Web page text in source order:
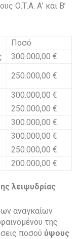
Ο.Τ.Α. Α’ και Β’
Ποσό
300.000,00 €
250.000,00 €
300.000,00 €
250.000,00 €
300.000,00 €
300.000,00 €
250.000,00 €
200.000,00 €
λειψυδρίας
αναγκαίων
της
ποσού ύψους